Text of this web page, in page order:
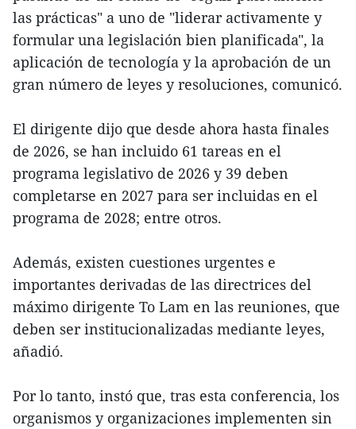
las prácticas" a uno de "liderar activamente y
formular una legislación bien planificada", la
aplicación de tecnología y la aprobación de un
gran número de leyes y resoluciones, comunicó.
El dirigente dijo que desde ahora hasta finales
de 2026, se han incluido 61 tareas en el
programa legislativo de 2026 y 39 deben
completarse en 2027 para ser incluidas en el
programa de 2028; entre otros.
Además, existen cuestiones urgentes e
importantes derivadas de las directrices del
máximo dirigente To Lam en las reuniones, que
deben ser institucionalizadas mediante leyes,
añadió.
Por lo tanto, instó que, tras esta conferencia, los
organismos y organizaciones implementen sin